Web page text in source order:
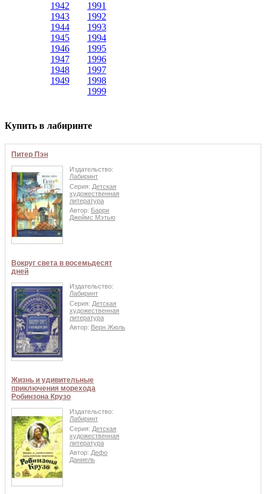
1942
1943
1944
1945
1946
1947
1948
1949
1991
1992
1993
1994
1995
1996
1997
1998
1999
Купить в лабиринте
Питер Пэн
Издательство:
Лабиринт
Серия: Детская
художественная
литература
Автор: Барри
Джеймс Мэтью
Вокруг света в восемьдесят
дней
Издательство:
Лабиринт
Серия: Детская
художественная
литература
Автор: Верн Жюль
Жизнь и удивительные
приключения морехода
Робинзона Крузо
Издательство:
Лабиринт
Серия: Детская
художественная
литература
Автор: Дефо
Даниель